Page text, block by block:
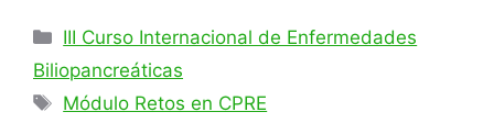
III Curso Internacional de Enfermedades
Biliopancreáticas
Módulo Retos en CPRE